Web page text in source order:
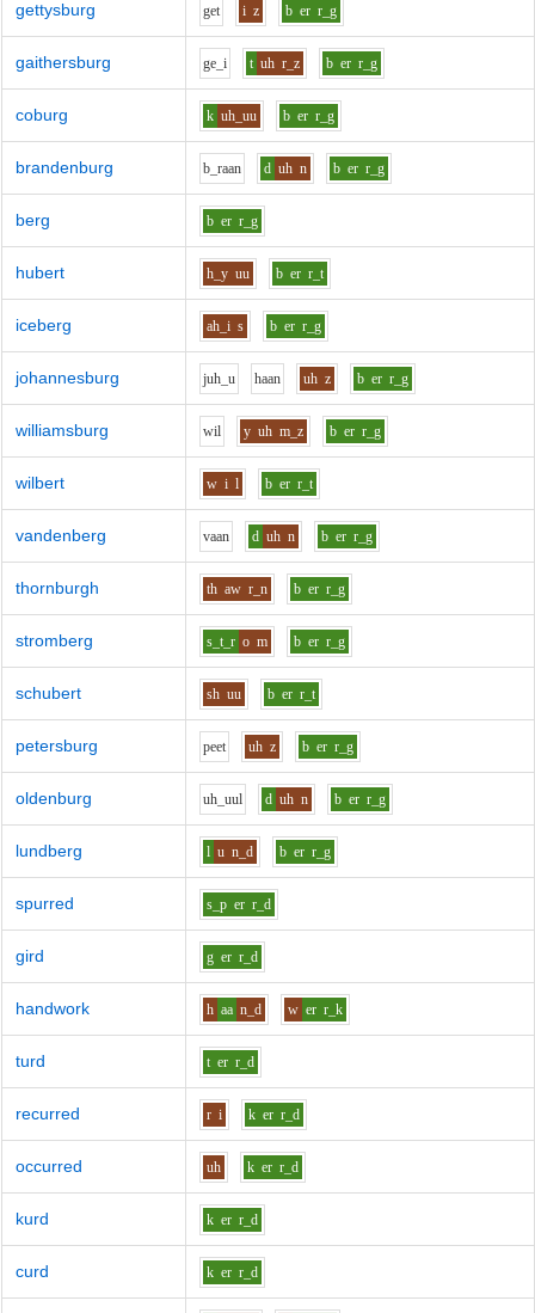
gettysburg get i z b er r_g
gaithersburg ge_i t uh r_z b er r_g
coburg k uh_uu b er r_g
brandenburg b_raan d uh n b er r_g
berg b er r_g
hubert h_y uu b er r_t
iceberg ah_i s b er r_g
johannesburg juh_u haan uh z b er r_g
williamsburg wil y uh m_z b er r_g
wilbert w i l b er r_t
vandenberg vaan d uh n b er r_g
thornburgh th aw r_n b er r_g
stromberg s_t_r o m b er r_g
schubert sh uu b er r_t
petersburg peet uh z b er r_g
oldenburg uh_uul d uh n b er r_g
lundberg l u n_d b er r_g
spurred s_p er r_d
gird g er r_d
handwork h aa n_d w er r_k
turd t er r_d
recurred r i k er r_d
occurred uh k er r_d
kurd k er r_d
curd k er r_d